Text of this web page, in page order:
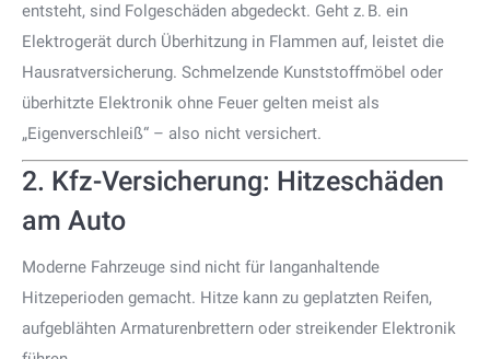
entsteht, sind Folgeschäden abgedeckt. Geht z. B. ein
Elektrogerät durch Überhitzung in Flammen auf, leistet die
Hausratversicherung. Schmelzende Kunststoffmöbel oder
überhitzte Elektronik ohne Feuer gelten meist als
„Eigenverschleiß“ – also nicht versichert.
2. Kfz-Versicherung: Hitzeschäden
am Auto
Moderne Fahrzeuge sind nicht für langanhaltende
Hitzeperioden gemacht. Hitze kann zu geplatzten Reifen,
aufgeblähten Armaturenbrettern oder streikender Elektronik